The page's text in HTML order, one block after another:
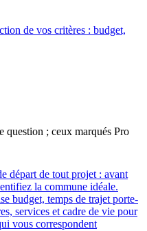
de vos critères : budget,
question ; ceux marqués Pro
départ de tout projet : avant
la commune idéale.
budget, temps de trajet porte-
services et cadre de vie pour
vous correspondent